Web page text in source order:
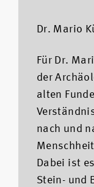
Dr. Mario
Für Dr.
der
alten
nach und
Dabei ist
Stein- und